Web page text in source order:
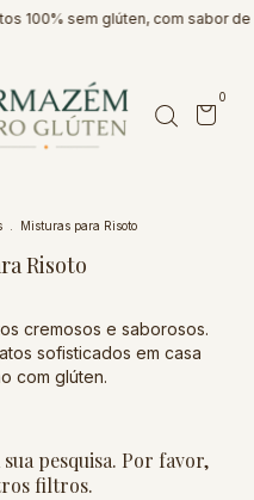
100% sem glúten, com sabor de
0
. Misturas para Risoto
Risoto
cremosos e saborosos.
sofisticados em casa
com glúten.
pesquisa. Por favor,
filtros.